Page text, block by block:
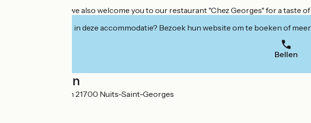
And don't forget, we also welcome you to our restaurant "Chez Georges" for a taste
Geïnteresseerd in deze accommodatie? Bezoek hun website om te boeken of
Bellen
Localisation
7 rue Saint Joseph 21700 Nuits-Saint-Georges